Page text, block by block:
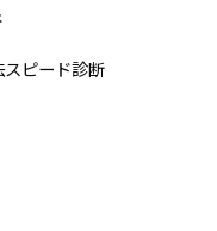
スピード診断